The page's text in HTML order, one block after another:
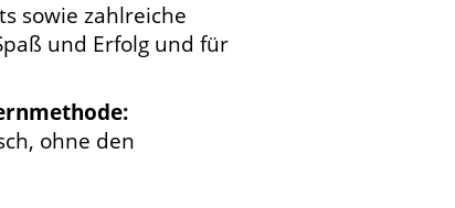
sowie zahlreiche
und Erfolg und für
ohne den